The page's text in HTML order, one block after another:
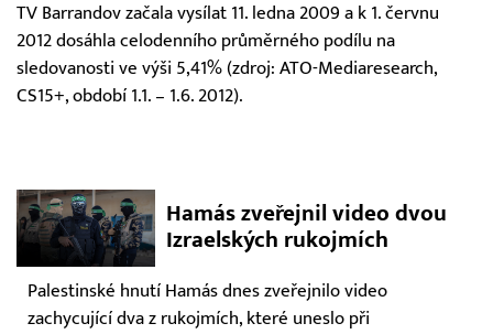
TV Barrandov začala vysílat 11. ledna 2009 a k 1. červnu
2012 dosáhla celodenního průměrného podílu na
sledovanosti ve výši 5,41% (zdroj: ATO-Mediaresearch,
CS15+, období 1.1. – 1.6. 2012).
Hamás zveřejnil video dvou
Izraelských rukojmích
Palestinské hnutí Hamás dnes zveřejnilo video
zachycující dva z rukojmích, které uneslo při